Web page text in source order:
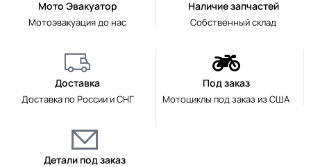
Мото Эвакуатор
Мотоэвакуация до нас
Наличие запчастей
Собственный склад
Доставка
Доставка по России и СНГ
Под заказ
Мотоциклы под заказ из США
Детали под заказ